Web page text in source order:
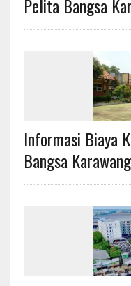
Pelita Bangsa
Informasi Biaya
Bangsa